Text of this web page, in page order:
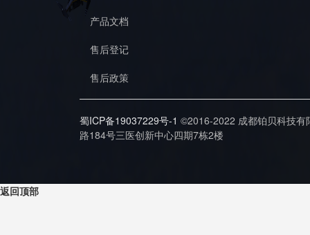
产品文档
售后登记
售后政策
蜀ICP备19037229号-1 ©2016-2022 成都铂贝科技
路184号三医创新中心四期7栋2楼
返回顶部